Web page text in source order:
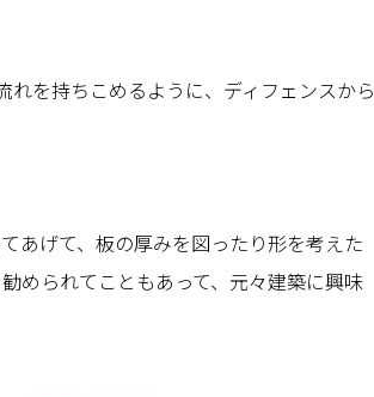
を持ちこめるように、ディフェンスから
あげて、板の厚みを図ったり形を考えた
められてこともあって、元々建築に興味